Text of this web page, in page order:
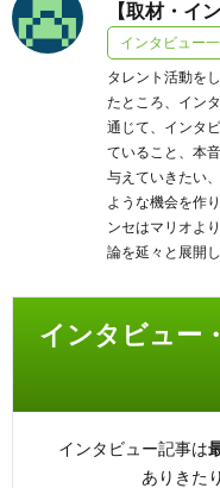
【取材・
インタビュー
タレント活動を
たところ、イン
通じて、インタ
ていること、本
与えていきたい
ような機会を作
ンセはマリオよ
論を延々と展開
インタビュー
インタビュー記事は
ありきた